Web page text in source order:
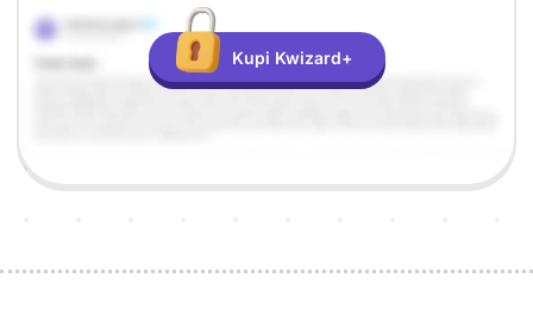
Odgovor
Objašnjenje
Kupi Kwizard+